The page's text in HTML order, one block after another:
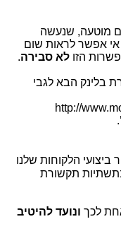
מוטעה, שנעשה
אי אפשר לראות שום
לא סבירה.
בלינק הבא לגבי
http://
.
הלקוחות שלנו
תקשורת
ונועד להיטיב